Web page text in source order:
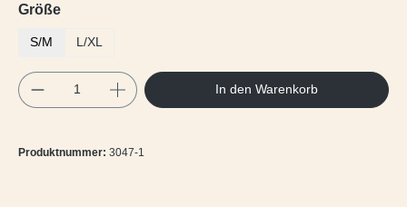
Größeauswählen
S/M L/XL
Produkt Anzahl: Gib den gewünschten
In den Warenkorb
Produktnummer: 3047-1